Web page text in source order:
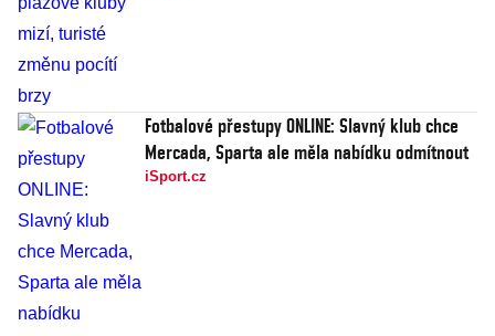
Fotbalové přestupy ONLINE: Slavný klub chce
Mercada, Sparta ale měla nabídku odmítnout
iSport.cz